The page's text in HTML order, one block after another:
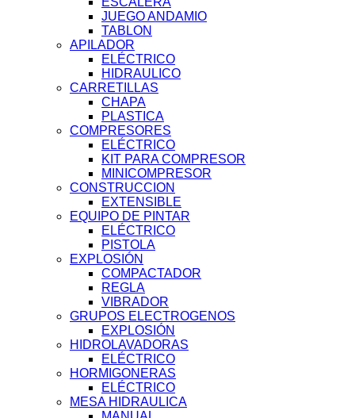
JUEGO ANDAMIO
TABLON
APILADOR
ELÉCTRICO
HIDRAULICO
CARRETILLAS
CHAPA
PLASTICA
COMPRESORES
ELÉCTRICO
KIT PARA COMPRESOR
MINICOMPRESOR
CONSTRUCCION
EXTENSIBLE
EQUIPO DE PINTAR
ELÉCTRICO
PISTOLA
EXPLOSIÓN
COMPACTADOR
REGLA
VIBRADOR
GRUPOS ELECTROGENOS
EXPLOSIÓN
HIDROLAVADORAS
ELÉCTRICO
HORMIGONERAS
ELÉCTRICO
MESA HIDRAULICA